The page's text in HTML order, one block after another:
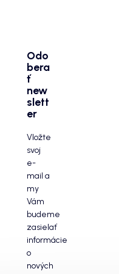
Odo
bera
ť
new
slett
er
Vložte
svoj
e-
mail a
my
Vám
budeme
zasielať
informácie
o
nových